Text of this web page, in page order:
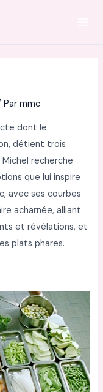
Parmmc
dont le
détient trois
Michel recherche
que lui inspire
avec ses courbes
acharnée, alliant
et révélations, et
plats phares.